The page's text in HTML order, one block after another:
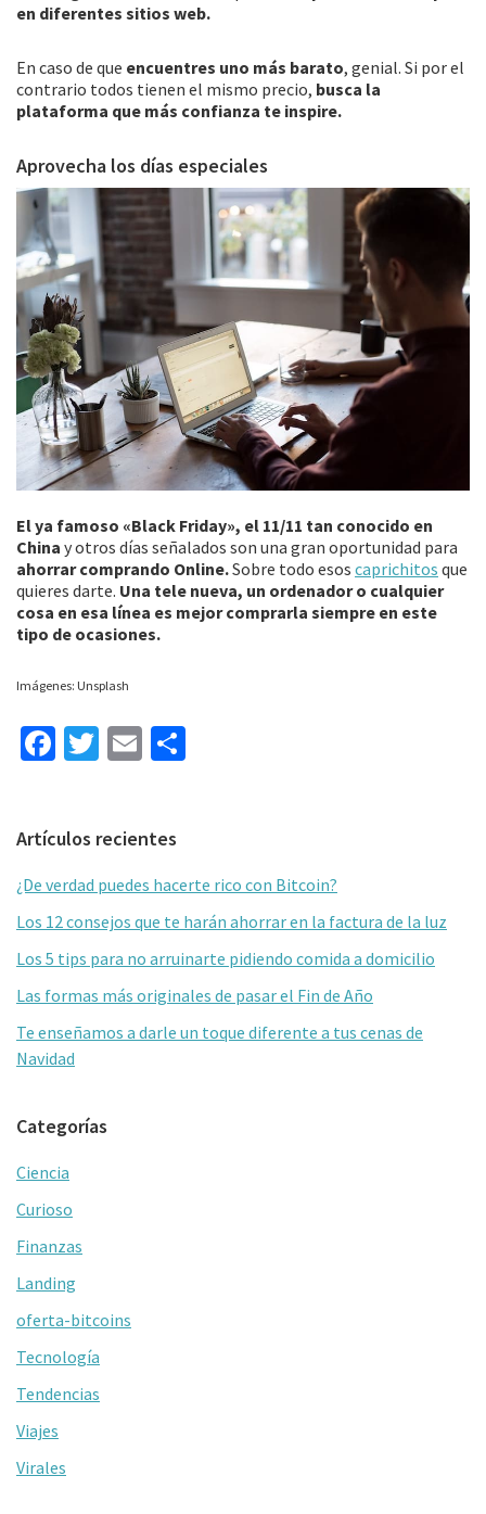
en diferentes sitios web.
En caso de que encuentres uno más barato, genial. Si por el
contrario todos tienen el mismo precio, busca la
plataforma que más confianza te inspire.
Aprovecha los días especiales
El ya famoso «Black Friday», el 11/11 tan conocido en
China y otros días señalados son una gran oportunidad para
ahorrar comprando Online.Sobre todo esos caprichitos que
quieres darte. Una tele nueva, un ordenador o cualquier
cosa en esa línea es mejor comprarla siempre en este
tipo de ocasiones.
Imágenes: Unsplash
Fa
o
o
k
T
er
E
l
ar
tir
Barra
lateral
primaria
Artículos recientes
¿De verdad puedes hacerte rico con Bitcoin?
Los 12 consejos que te harán ahorrar en la factura de la luz
Los 5 tips para no arruinarte pidiendo comida a domicilio
Las formas más originales de pasar el Fin de Año
Te enseñamos a darle un toque diferente a tus cenas de
Navidad
Categorías
Ciencia
Curioso
Finanzas
Landing
oferta-bitcoins
Tecnología
Tendencias
Viajes
Virales